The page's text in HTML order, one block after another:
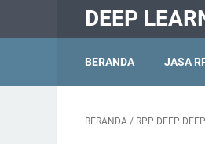
DEEP
BERANDA JASA
BERANDA / RPP DEEP